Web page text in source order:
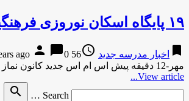
۱۹ پایگاه اسکان نوروزی فرهنگیان و مسافران در همدان دایر می شود
bookmark اخبار مدرسه جدید access_time
56 years ago
person chat_bubble0
مهر-12 دقیقه پیش اس ام اس جدید کانون نماز
View article...
Search …
search